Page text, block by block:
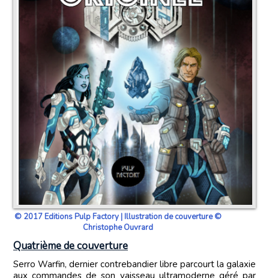
© 2017 Editions Pulp Factory | Illustration de couverture ©
Christophe Ouvrard
Quatrième de couverture
Serro Warfin, dernier contrebandier libre parcourt la galaxie